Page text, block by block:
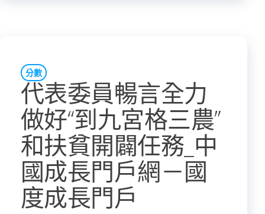
分數
代表委員暢言全力
做好“到九宮格三農”
和扶貧開闢任務_中
國成長門戶網－國
度成長門戶